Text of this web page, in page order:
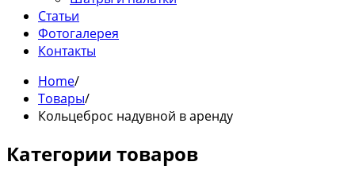
Статьи
Фотогалерея
Контакты
Home/
Товары/
Кольцеброс надувной в аренду
Категории товаров